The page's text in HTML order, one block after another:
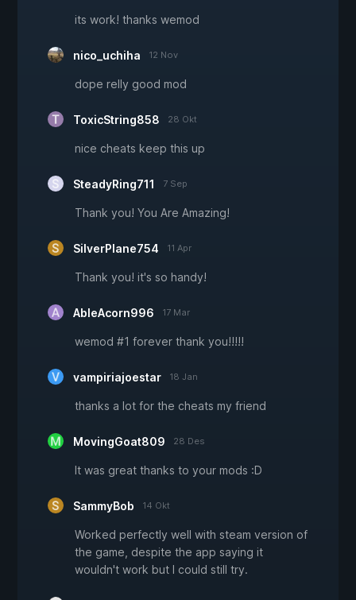
its work! thanks wemod
nico_uchiha 12 Nov
dope relly good mod
ToxicString858 28 Okt
nice cheats keep this up
SteadyRing711 7 Sep
Thank you! You Are Amazing!
SilverPlane754 11 Apr
Thank you! it's so handy!
AbleAcorn996 17 Mar
wemod #1 forever thank you!!!!!
vampiriajoestar 18 Jan
thanks a lot for the cheats my friend
MovingGoat809 28 Des
It was great thanks to your mods :D
SammyBob 14 Okt
Worked perfectly well with steam version of
the game, despite the app saying it
wouldn't work but I could still try.